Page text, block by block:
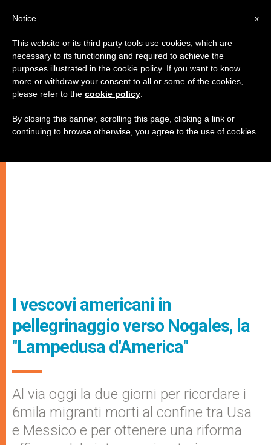
I vescovi americani in
pellegrinaggio verso Nogales, la
"Lampedusa d'America"
Al via oggi la due giorni per ricordare i
6mila migranti morti al confine tra Usa
e Messico e per ottenere una riforma
x
Notice
This website or its third party tools use cookies, which are
necessary to its functioning and required to achieve the
purposes illustrated in the cookie policy. If you want to know
more or withdraw your consent to all or some of the cookies,
please refer to the cookie policy
By closing this banner, scrolling this page, clicking a link or
continuing to browse otherwise, you agree to the use of cookies.